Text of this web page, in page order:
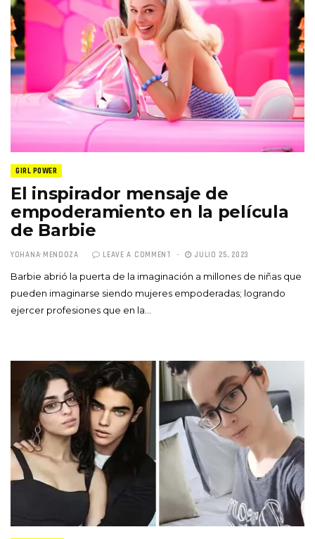
GIRL POWER
El inspirador mensaje de
empoderamiento en la película
de Barbie
YOHANA MENDOZA LEAVE A COMMENT JULIO 25, 2023
Barbie abrió la puerta de la imaginación a millones de niñas que
pueden imaginarse siendo mujeres empoderadas; logrando
ejercer profesiones que en la…